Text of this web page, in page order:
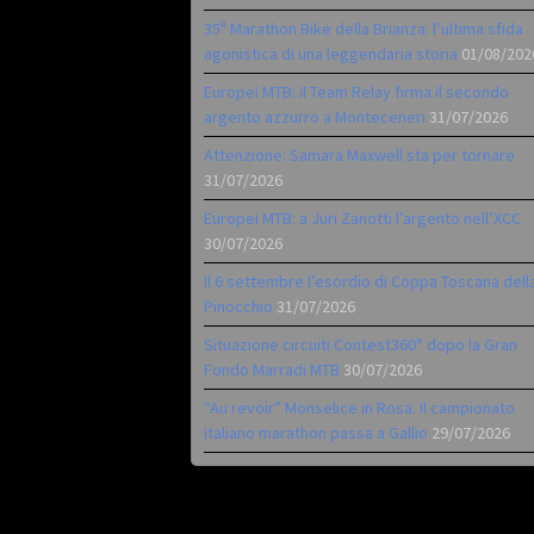
35ª Marathon Bike della Brianza: l’ultima sfida
agonistica di una leggendaria storia 01/08/
Europei MTB: il Team Relay firma il secondo
argento azzurro a Monteceneri 31/07/2026
Attenzione: Samara Maxwell sta per tornare
31/07/2026
Europei MTB: a Juri Zanotti l’argento nell’XCC
30/07/2026
Il 6 settembre l’esordio di Coppa Toscana
Pinocchio 31/07/2026
Situazione circuiti Contest360° dopo la Gran
Fondo Marradi MTB 30/07/2026
“Au revoir” Monselice in Rosa. Il campionato
italiano marathon passa a Gallio 29/07/2026